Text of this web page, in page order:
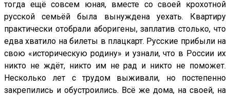
тогда ещё совсем юная, вместе со своей крохотной
русской семьёй была вынуждена уехать. Квартиру
практически отобрали аборигены, заплатив столько, что
едва хватило на билеты в плацкарт. Русские прибыли на
свою «историческую родину» и узнали, что в России их
никто не ждёт, никто им не рад и никто не поможет.
Несколько лет с трудом выживали, но постепенно
закрепились и обустроились. Всё же дома, на своей, на